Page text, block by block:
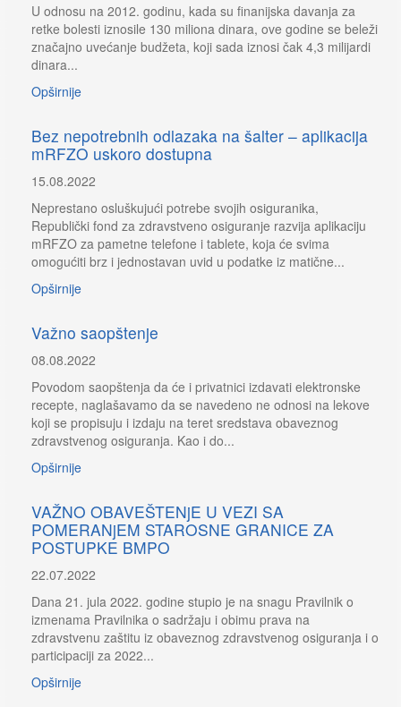
U odnosu na 2012. godinu, kada su finanijska davanja za
retke bolesti iznosile 130 miliona dinara, ove godine se beleži
značajno uvećanje budžeta, koji sada iznosi čak 4,3 milijardi
dinara...
Opširnije
Bez nepotrebnih odlazaka na šalter – aplikacija
mRFZO uskoro dostupna
15.08.2022
Neprestano osluškujući potrebe svojih osiguranika,
Republički fond za zdravstveno osiguranje razvija aplikaciju
mRFZO za pametne telefone i tablete, koja će svima
omogućiti brz i jednostavan uvid u podatke iz matične...
Opširnije
Važno saopštenje
08.08.2022
Povodom saopštenja da će i privatnici izdavati elektronske
recepte, naglašavamo da se navedeno ne odnosi na lekove
koji se propisuju i izdaju na teret sredstava obaveznog
zdravstvenog osiguranja. Kao i do...
Opširnije
VAŽNO OBAVEŠTENjE U VEZI SA
POMERANjEM STAROSNE GRANICE ZA
POSTUPKE BMPO
22.07.2022
Dana 21. jula 2022. godine stupio je na snagu Pravilnik o
izmenama Pravilnika o sadržaju i obimu prava na
zdravstvenu zaštitu iz obaveznog zdravstvenog osiguranja i o
participaciji za 2022...
Opširnije